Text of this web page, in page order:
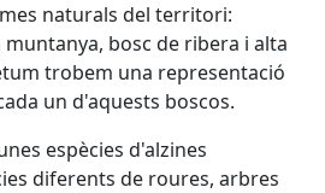
naturals del territori:
bosc de ribera i alta
trobem una representació
un d'aquests boscos.
espècies d'alzines
diferents de roures, arbres